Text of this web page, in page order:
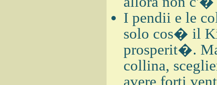
I pendii e le
solo cos� il
prosperit�.
collina,
avere forti